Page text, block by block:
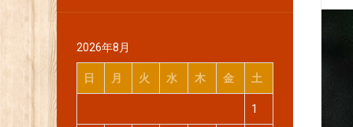
2026年8月
日 月 火 水 木 金 土
1